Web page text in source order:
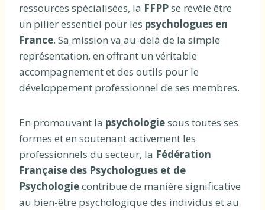
ressources spécialisées, la FFPPse révèle être
un pilier essentiel pour les psychologues en
France. Sa mission va au-delà de la simple
représentation, en offrant un véritable
accompagnement et des outils pour le
développement professionnel de ses membres.
En promouvant la psychologiesous toutes ses
formes et en soutenant activement les
professionnels du secteur, la Fédération
Française des Psychologues et de
Psychologiecontribue de manière significative
au bien-être psychologique des individus et au